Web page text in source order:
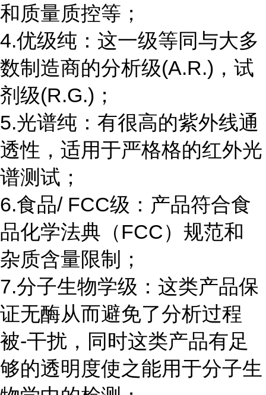
和质量质控等；
4.优级纯：这一级等同与大多
数制造商的分析级(A.R.)，试
剂级(R.G.)；
5.光谱纯：有很高的紫外线通
透性，适用于严格格的红外光
谱测试；
6.食品/ FCC级：产品符合食
品化学法典（FCC）规范和
杂质含量限制；
7.分子生物学级：这类产品保
证无酶从而避免了分析过程
被-干扰，同时这类产品有足
够的透明度使之能用于分子生